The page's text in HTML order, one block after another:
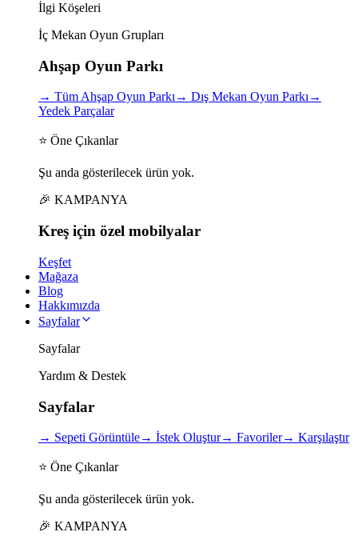
İlgi Köşeleri
İç Mekan Oyun Grupları
Ahşap Oyun Parkı
→ Tüm Ahşap Oyun Parkı→ Dış Mekan Oyun Parkı→
Yedek Parçalar
⭐ Öne Çıkanlar
Şu anda gösterilecek ürün yok.
🎉 KAMPANYA
Kreş için özel mobilyalar
Keşfet
Mağaza
Blog
Hakkımızda
Sayfalar
Sayfalar
Yardım & Destek
Sayfalar
→ Sepeti Görüntüle→ İstek Oluştur→ Favoriler→ Karşılaştır
⭐ Öne Çıkanlar
Şu anda gösterilecek ürün yok.
🎉 KAMPANYA